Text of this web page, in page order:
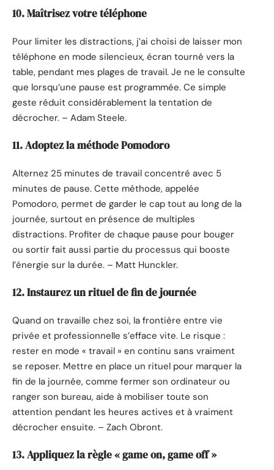
10. Maîtrisez votre téléphone
Pour limiter les distractions, j’ai choisi de laisser mon
téléphone en mode silencieux, écran tourné vers la
table, pendant mes plages de travail. Je ne le consulte
que lorsqu’une pause est programmée. Ce simple
geste réduit considérablement la tentation de
décrocher. – Adam Steele.
11. Adoptez la méthode Pomodoro
Alternez 25 minutes de travail concentré avec 5
minutes de pause. Cette méthode, appelée
Pomodoro, permet de garder le cap tout au long de la
journée, surtout en présence de multiples
distractions. Profiter de chaque pause pour bouger
ou sortir fait aussi partie du processus qui booste
l’énergie sur la durée. – Matt Hunckler.
12. Instaurez un rituel de fin de journée
Quand on travaille chez soi, la frontière entre vie
privée et professionnelle s’efface vite. Le risque :
rester en mode « travail » en continu sans vraiment
se reposer. Mettre en place un rituel pour marquer la
fin de la journée, comme fermer son ordinateur ou
ranger son bureau, aide à mobiliser toute son
attention pendant les heures actives et à vraiment
décrocher ensuite. – Zach Obront.
13. Appliquez la règle « game on, game off »